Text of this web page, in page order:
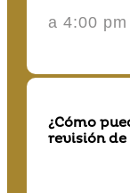
a 4:00 pm
¿Cómo
revisión